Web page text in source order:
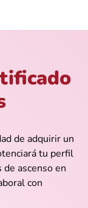
de adquirir un
tu perfil
ascenso en
con